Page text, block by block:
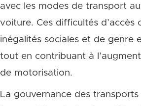
avec les modes de transport
voiture. Ces difficultés d’accès
inégalités sociales et de genre
tout en contribuant à
de motorisation.
La gouvernance des